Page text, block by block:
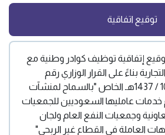
توقيع اتفاقية
إتفاقية توظيف كوادر وطنية مع
بناءً على القرار الوزاري رقم
(134309) وتاريخ 14 / 10 / 1437هـ الخاص "بالسماح لمنشآت
خدمات عامليها السعوديين للجمعيات
وجمعيات النفع العام ولجان
العاملة في القطاع غير الربحي"